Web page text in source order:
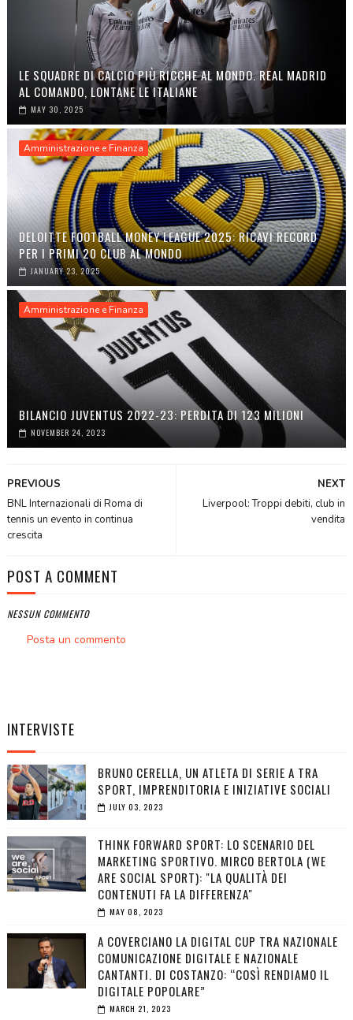
LE SQUADRE DI CALCIO PIÙ RICCHE AL MONDO. REAL MADRID
AL COMANDO, LONTANE LE ITALIANE
MAY 30, 2025
Amministrazione e Finanza
DELOITTE FOOTBALL MONEY LEAGUE 2025: RICAVI RECORD
PER I PRIMI 20 CLUB AL MONDO
JANUARY 23, 2025
Amministrazione e Finanza
BILANCIO JUVENTUS 2022-23: PERDITA DI 123 MILIONI
NOVEMBER 24, 2023
NEXT
Liverpool: Troppi debiti, club in
vendita
PREVIOUS
BNL Internazionali di Roma di
tennis un evento in continua
crescita
POST A COMMENT
NESSUN COMMENTO
Posta un commento
INTERVISTE
BRUNO CERELLA, UN ATLETA DI SERIE A TRA
SPORT, IMPRENDITORIA E INIZIATIVE SOCIALI
JULY 03, 2023
THINK FORWARD SPORT: LO SCENARIO DEL
MARKETING SPORTIVO. MIRCO BERTOLA (WE
ARE SOCIAL SPORT): "LA QUALITÀ DEI
CONTENUTI FA LA DIFFERENZA"
MAY 08, 2023
A COVERCIANO LA DIGITAL CUP TRA NAZIONALE
COMUNICAZIONE DIGITALE E NAZIONALE
CANTANTI. DI COSTANZO: “COSÌ RENDIAMO IL
DIGITALE POPOLARE”
MARCH 21, 2023